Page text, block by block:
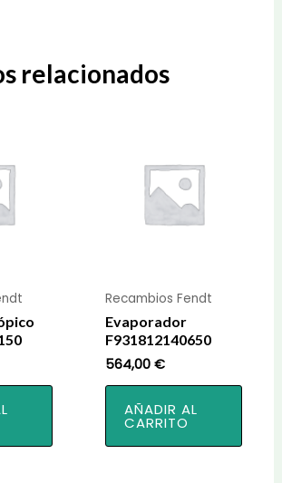
relacionados
Recambios Fendt
Evaporador
F931812140650
564,00€
AÑADIR AL
CARRITO